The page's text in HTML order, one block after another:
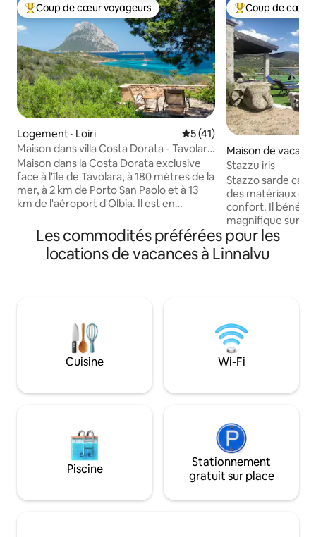
Coup de cœur voyageurs parmi les plus aimés
Coup de cœur voyageurs
Logement · Loiri Note moyenne de 5 sur 5,
5 (41)
Maison dans villa Costa Dorata - Tavolara
vue
Maison dans la Costa Dorata exclusive
face à l'île de Tavolara, à 180 mètres de la
mer, à 2 km de Porto San Paolo et à 13
km de l'aéroport d'Olbia. Il est en
doubles avec placard et d'une chambre
avec canapé-lit double, d'un salon avec
foyer, d'une cuisine avec appareils
extérieure, un barbecue à gaz. Place de
parking à l'intérieur de la propriété pour 1
voiture. Wi-Fi à 50 Mbit/s. Animaux de
compagnie interdits.
Coup de cœur
Coup de cœur
Maison de
Stazzu iris
Stazzo sarde
des matériaux de
confort. Il
magnifique sur le
grand espace
journées de
pratiquent la
du Limbara à 1
se trouve
musée du liège
de Pascaredda.
Les commodités préférées pour les
locations de vacances à Linnalvu
Cuisine Wi-Fi
Piscine
Stationnement
gratuit sur place